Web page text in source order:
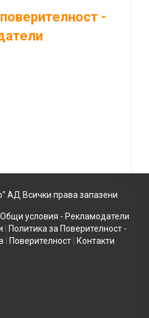
-
АД Всички права запазени
Общи условия - Рекламодатели
Политика за Поверителност -
Поверителност Контакти